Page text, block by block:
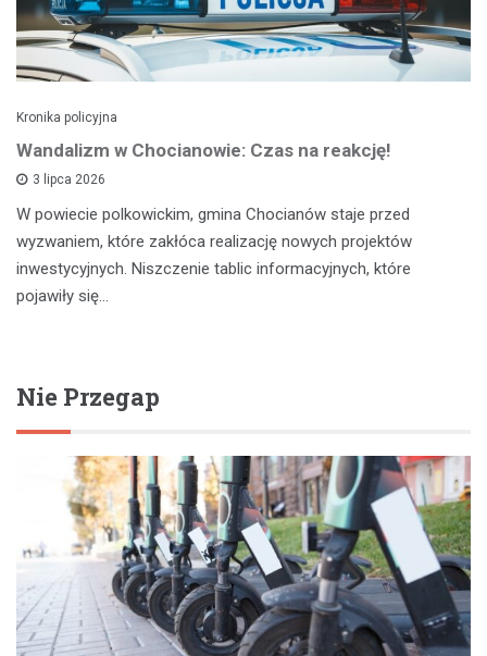
Kronika policyjna
Wandalizm w Chocianowie: Czas na reakcję!
3 lipca 2026
W powiecie polkowickim, gmina Chocianów staje przed
wyzwaniem, które zakłóca realizację nowych projektów
inwestycyjnych. Niszczenie tablic informacyjnych, które
pojawiły się…
Nie Przegap